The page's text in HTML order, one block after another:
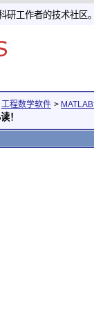
研工作者的技术社区
工程数学软件 >
！